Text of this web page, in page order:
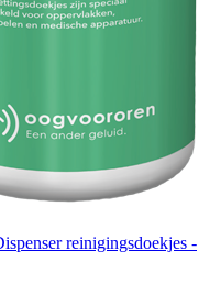
reinigingsdoekjes -